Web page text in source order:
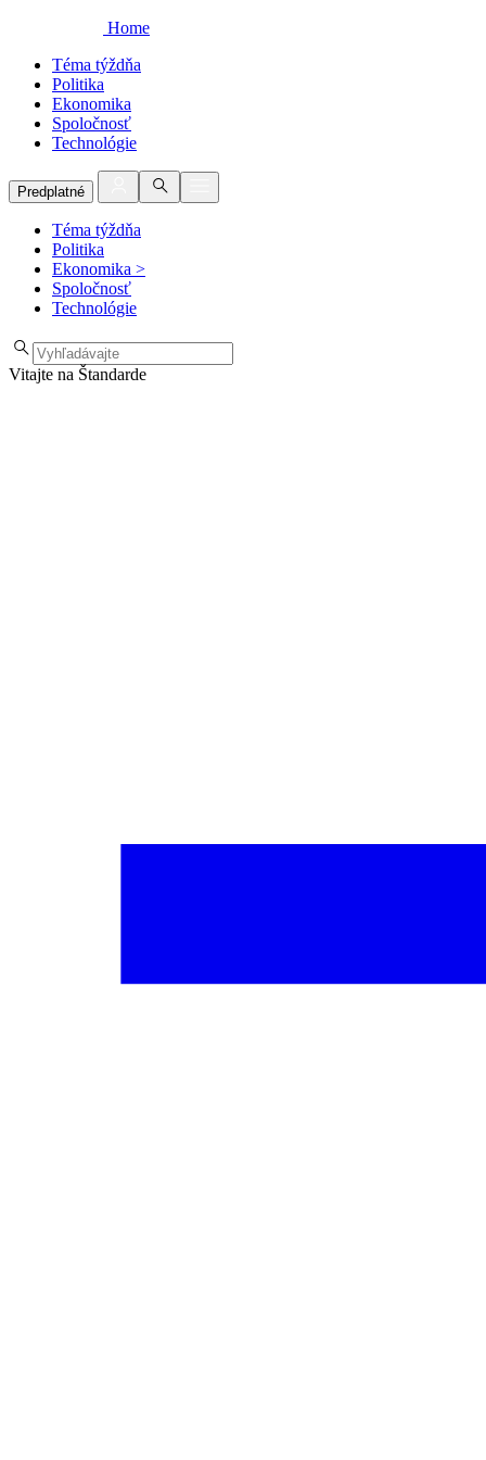
Home
Téma týždňa
Politika
Ekonomika
Spoločnosť
Technológie
Predplatné
Téma týždňa
Politika
Ekonomika >
Spoločnosť
Technológie
Vitajte na Štandarde